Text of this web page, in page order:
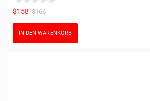
$158 $166
IN DEN WARENKORB